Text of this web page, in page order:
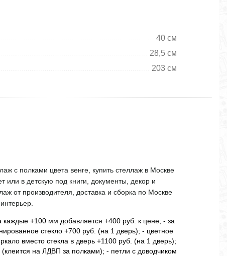
40 см
28,5 см
203 см
с полками цвета венге, купить стеллаж в Москве
или в детскую под книги, документы, декор и
от производителя, доставка и сборка по Москве
каждые +100 мм добавляется +400 руб. к цене; - за
стекло +700 руб. (на 1 дверь); - цветное
вместо стекла в дверь +1100 руб. (на 1 дверь);
на ЛДВП за полками); - петли с доводчиком